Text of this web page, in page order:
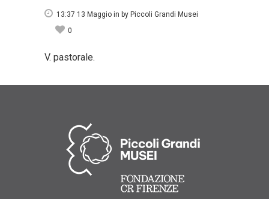
13:37 13 Maggio in by Piccoli Grandi Musei
0
V. pastorale.